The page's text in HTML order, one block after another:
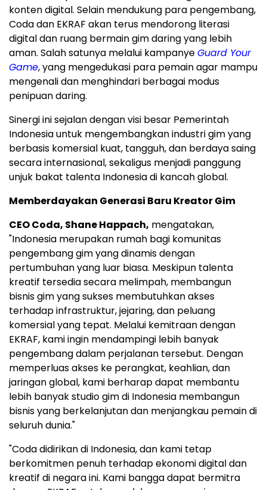
konten digital. Selain mendukung para pengembang,
Coda dan EKRAF akan terus mendorong literasi
digital dan ruang bermain gim daring yang lebih
aman. Salah satunya melalui kampanyeGuard Your
Game, yang mengedukasi para pemain agar mampu
mengenali dan menghindari berbagai modus
penipuan daring.
Sinergi ini sejalan dengan visi besar Pemerintah
Indonesia untuk mengembangkan industri gim yang
berbasis komersial kuat, tangguh, dan berdaya saing
secara internasional, sekaligus menjadi panggung
unjuk bakat talenta Indonesia di kancah global.
Memberdayakan Generasi Baru Kreator Gim
CEO Coda, Shane Happach, mengatakan,
"Indonesia merupakan rumah bagi komunitas
pengembang gim yang dinamis dengan
pertumbuhan yang luar biasa. Meskipun talenta
kreatif tersedia secara melimpah, membangun
bisnis gim yang sukses membutuhkan akses
terhadap infrastruktur, jejaring, dan peluang
komersial yang tepat. Melalui kemitraan dengan
EKRAF, kami ingin mendampingi lebih banyak
pengembang dalam perjalanan tersebut. Dengan
memperluas akses ke perangkat, keahlian, dan
jaringan global, kami berharap dapat membantu
lebih banyak studio gim di Indonesia membangun
bisnis yang berkelanjutan dan menjangkau pemain di
seluruh dunia."
"Coda didirikan di Indonesia, dan kami tetap
berkomitmen penuh terhadap ekonomi digital dan
kreatif di negara ini. Kami bangga dapat bermitra